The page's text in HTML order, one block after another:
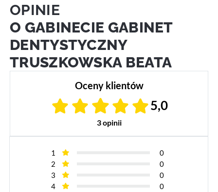
OPINIE
O GABINECIE GABINET
DENTYSTYCZNY
TRUSZKOWSKA BEATA
Oceny klientów
5,0
3 opinii
1
0
2
0
3
0
4
0